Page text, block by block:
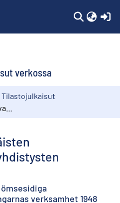
verkossa
Tilastojulkaisut
verksamhet 1948